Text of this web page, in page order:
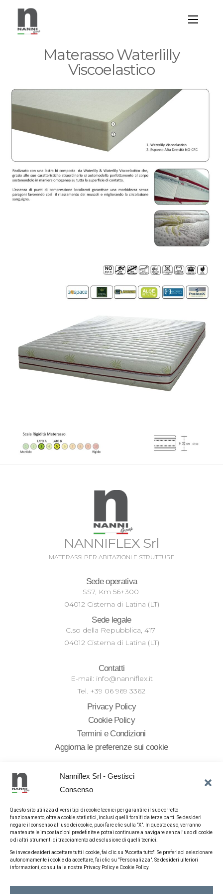
Nanniflex Srl - Gestisci
Consenso
Questo sito utilizza diversi tipi di cookie tecnici per garantire il suo corretto
funzionamento, oltre a cookie statistici, inclusi quelli forniti da terze parti. Se desideri
negare il consenso all'uso dei cookie, puoi fare clic sulla "X". In questo caso, verranno
mantenute le impostazioni predefinite e potrai continuare a navigare senza l'uso di cookie
o di altri strumenti di tracciamento ad esclusione di quelli tecnici.
Se invece desideri accettare tutti i cookie, fai clic su "Accetta tutto". Se preferisci selezionare
autonomamente i cookie da accettare, fai clic su "Personalizza". Se desideri ulteriori
informazioni, consulta la nostra Privacy Policy e Cookie Policy.
Materasso Waterlilly
Viscoelastico
NANNIFLEX Srl
MATERASSI PER ABITAZIONI E STRUTTURE
Sede operativa
SS7, Km 56+300
04012 Cisterna di Latina (LT)
Sede legale
C.so della Repubblica, 417
04012 Cisterna di Latina (LT)
Contatti
E-mail: info@nanniflex.it
Tel. +39 06 969 3362
Privacy Policy
Cookie Policy
Termini e Condizioni
Aggiorna le preferenze sui cookie
Ai sensi dell’art. 1, comma 125-bis, della Legge 4 agosto 2017, n.
sono state ricevute le seguenti sovvenzioni, contributi, incarichi
retribuiti e comunque vantaggi economici di qualunque
genere da pubbliche amministrazioni, oltre a quelle risultanti
dal Registro Nazionale degli Aiuti di Stato, consultabili al
Contributo Decreto Rilancio art. 25 del decreto-legge 19
maggio 2020 euro 11.943,00